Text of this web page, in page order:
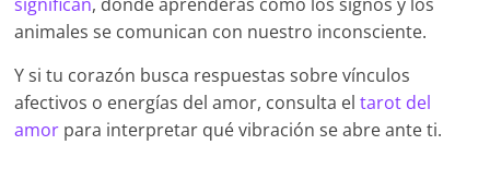
animales se comunican con nuestro inconsciente.
Y si tu corazón busca respuestas sobre vínculos
afectivos o energías del amor, consulta eltarot del
amor para interpretar qué vibración se abre ante ti.